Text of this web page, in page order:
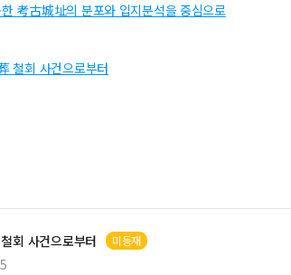
考古城址의 분포와 입지분석을 중심으로
철회 사건으로부터
회 사건으로부터 미등재